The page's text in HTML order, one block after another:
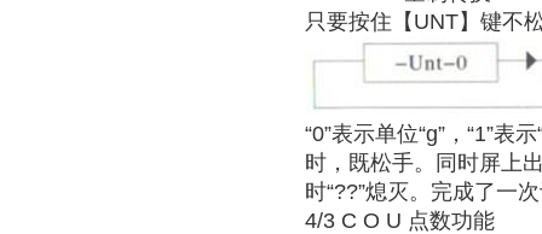
只要按住【UNT】键不
“0”表示单位“g”，“1”表
时，既松手。同时屏上
时“??”熄灭。完成了一
4/3 C O U 点数功能